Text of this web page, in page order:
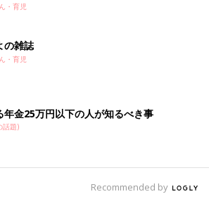
・育児
の雑誌
・育児
年金25万円以下の人が知るべき事
話題)
Recommended by